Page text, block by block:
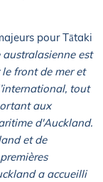
pour Tātaki
australasienne est
front de mer et
tout
aux
d'Auckland.
et de
a accueilli